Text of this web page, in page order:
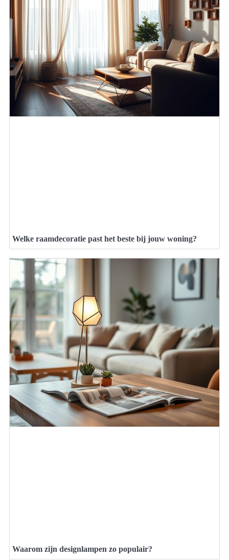
Welke raamdecoratie past het beste bij jouw woning?
Waarom zijn designlampen zo populair?